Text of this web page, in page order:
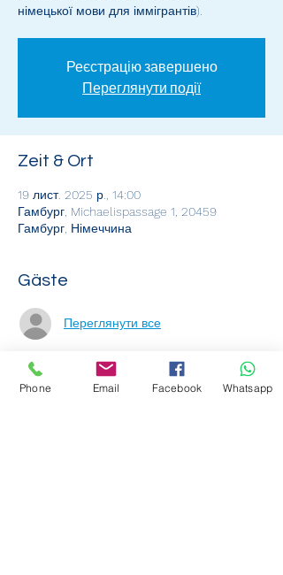
німецької мови для іммігрантів).
Реєстрацію завершено
Переглянути події
Zeit & Ort
19 лист. 2025 р., 14:00
Гамбург, Michaelispassage 1, 20459
Гамбург, Німеччина
Gäste
Переглянути все
Über die Veranstaltung
Phone Email Facebook Whatsapp